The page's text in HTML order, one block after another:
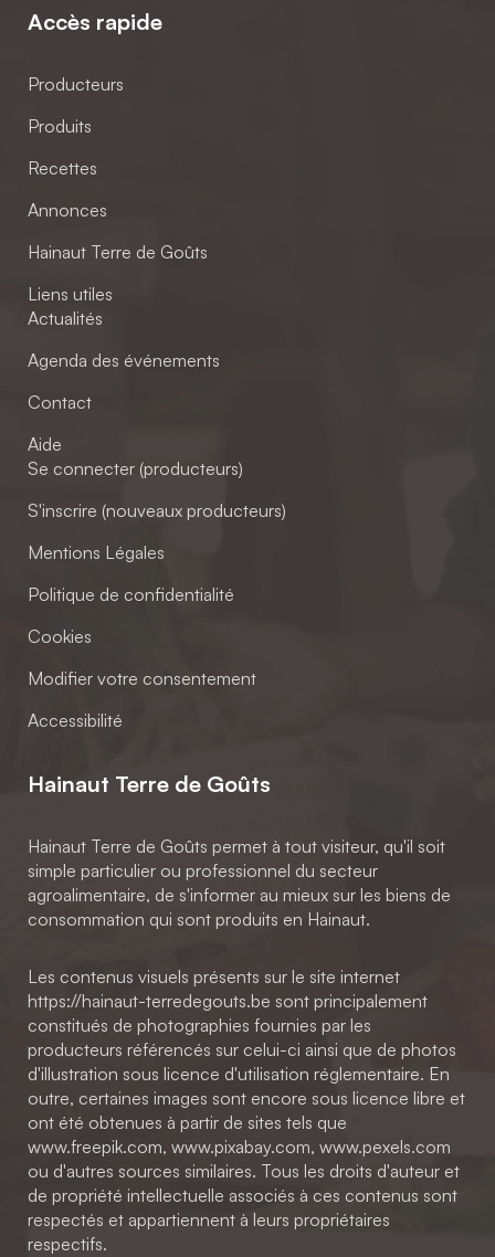
Accès rapide
Producteurs
Produits
Recettes
Annonces
Hainaut Terre de Goûts
Liens utiles
Actualités
Agenda des événements
Contact
Aide
Se connecter (producteurs)
S'inscrire (nouveaux producteurs)
Mentions Légales
Politique de confidentialité
Cookies
Modifier votre consentement
Accessibilité
Hainaut Terre de Goûts
Hainaut Terre de Goûts permet à tout visiteur, qu'il soit
simple particulier ou professionnel du secteur
agroalimentaire, de s'informer au mieux sur les biens de
consommation qui sont produits en Hainaut.
Les contenus visuels présents sur le site internet
https://hainaut-terredegouts.be sont principalement
constitués de photographies fournies par les
producteurs référencés sur celui-ci ainsi que de photos
d'illustration sous licence d'utilisation réglementaire. En
outre, certaines images sont encore sous licence libre et
ont été obtenues à partir de sites tels que
www.freepik.com, www.pixabay.com, www.pexels.com
ou d'autres sources similaires. Tous les droits d'auteur et
de propriété intellectuelle associés à ces contenus sont
respectés et appartiennent à leurs propriétaires
respectifs.